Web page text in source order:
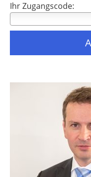
Ihr Zugangscode: